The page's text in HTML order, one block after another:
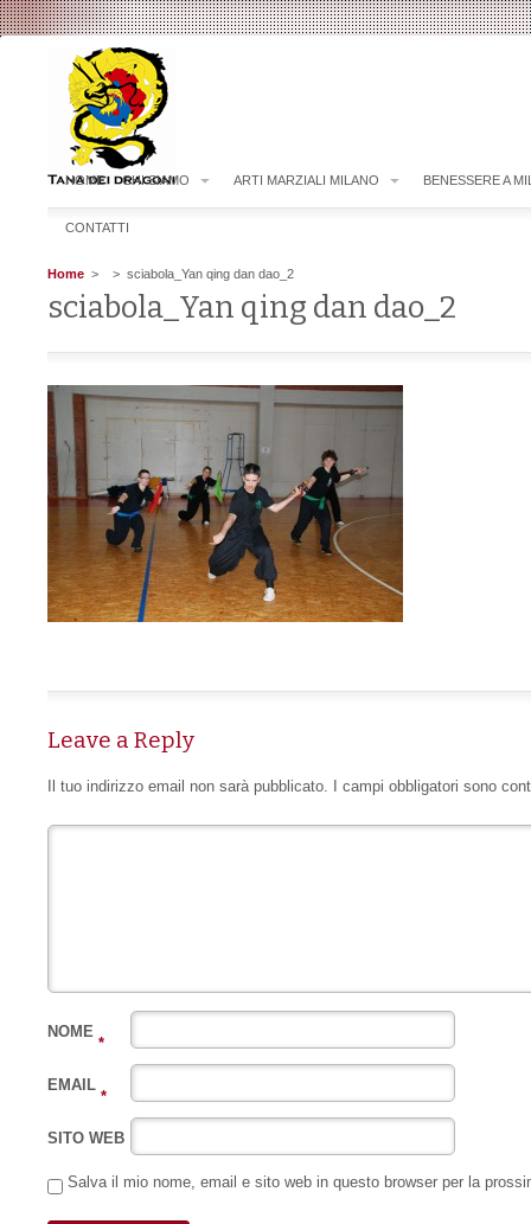
HOME CHI SIAMO ARTI MARZIALI MILANO BENESSERE A
CONTATTI
Home > > sciabola_Yan qing dan dao_2
sciabola_Yan qing dan dao_2
Leave a Reply
Il tuo indirizzo email non sarà pubblicato. I campi obbligatori sono
NOME
*
EMAIL
*
SITO WEB
Salva il mio nome, email e sito web in questo browser per la